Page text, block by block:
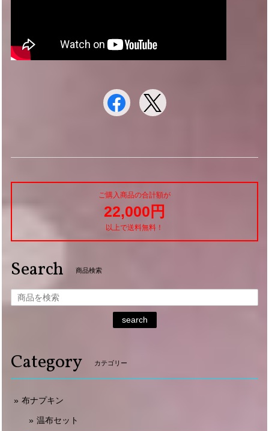
ご購入商品の合計額が
22,000円
以上で送料無料！
Search 商品検索
search
Category カテゴリー
布ナプキン
温布セット